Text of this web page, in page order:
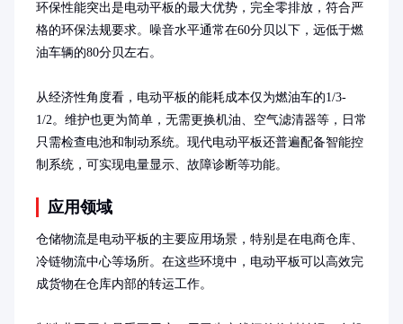
环保性能突出是电动平板的最大优势，完全零排放，符合严
格的环保法规要求。噪音水平通常在60分贝以下，远低于燃
油车辆的80分贝左右。
从经济性角度看，电动平板的能耗成本仅为燃油车的1/3-
1/2。维护也更为简单，无需更换机油、空气滤清器等，日常
只需检查电池和制动系统。现代电动平板还普遍配备智能控
制系统，可实现电量显示、故障诊断等功能。
应用领域
仓储物流是电动平板的主要应用场景，特别是在电商仓库、
冷链物流中心等场所。在这些环境中，电动平板可以高效完
成货物在仓库内部的转运工作。